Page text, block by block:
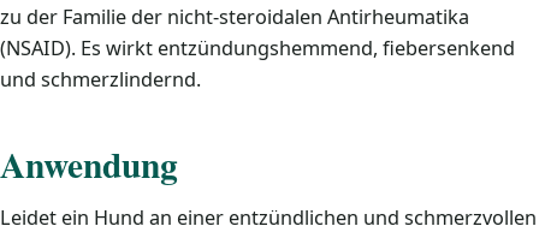
zu der Familie der nicht-steroidalen Antirheumatika
(NSAID). Es wirkt entzündungshemmend, fiebersenkend
und schmerzlindernd.
Anwendung
Leidet ein Hund an einer entzündlichen und schmerzvollen